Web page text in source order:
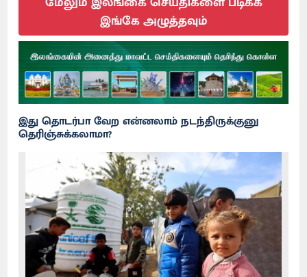
இங்கே அழுத்தவும்
இது தொடர்பா வேற என்னலாம் நடந்திருக்குனு
தெரிஞ்சுக்கலாமா?